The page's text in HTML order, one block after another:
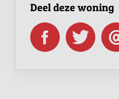
waterbus.
Voor ontspanning en
Deel deze woning